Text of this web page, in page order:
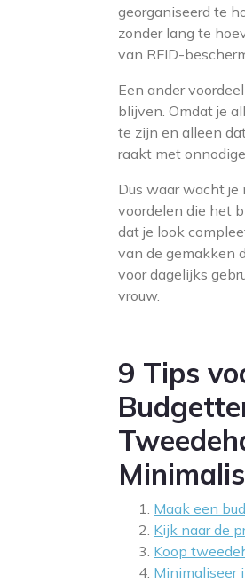
georganiseerd te
zonder lang te
van RFID-
Een ander
blijven. Omdat je
te zijn en alleen
raakt met
Dus waar wacht je
voordelen die het
dat je look
van de gemakken
voor dagelijks
vrouw.
9 Tips
Maak een
Kijk naar de
Koop
Minimaliseer